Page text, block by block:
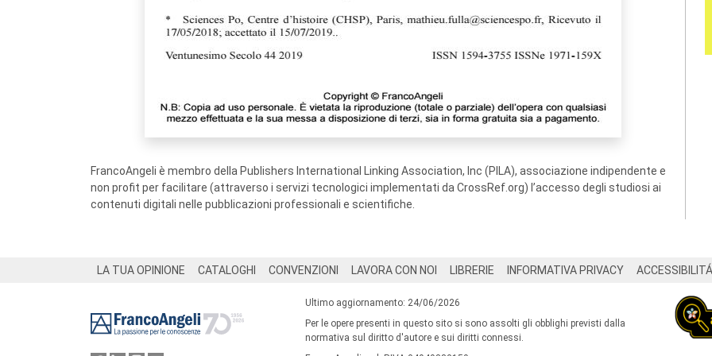
FrancoAngeli è membro della Publishers International Linking Association, Inc (PILA), associazione indipendente e
non profit per facilitare (attraverso i servizi tecnologici implementati da CrossRef.org) l’accesso degli studiosi ai
contenuti digitali nelle pubblicazioni professionali e scientifiche.
LA TUA OPINIONE CATALOGHI CONVENZIONI LAVORA CON NOI LIBRERIE INFORMATIVA PRIVACY ACCESSIBILITÁ
Ultimo aggiornamento: 24/06/2026
Per le opere presenti in questo sito si sono assolti gli obblighi previsti dalla
normativa sul diritto d'autore e sui diritti connessi.